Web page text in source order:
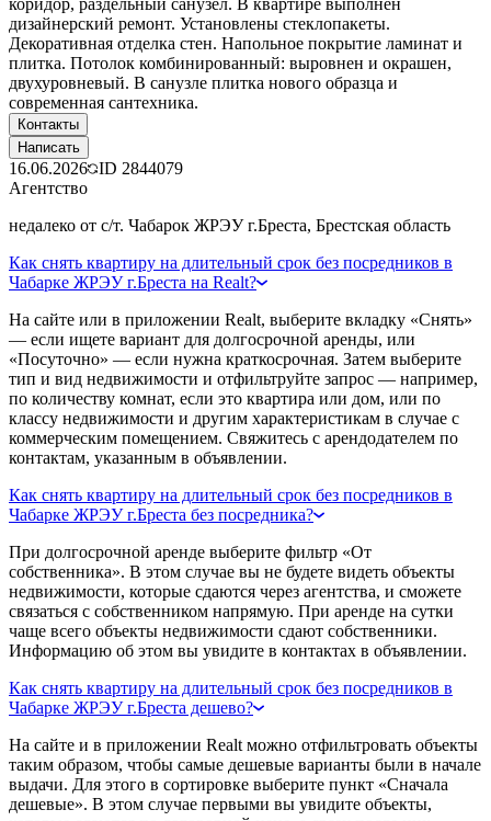
коридор, раздельный санузел. В квартире выполнен
дизайнерский ремонт. Установлены стеклопакеты.
Декоративная отделка стен. Напольное покрытие ламинат и
плитка. Потолок комбинированный: выровнен и окрашен,
двухуровневый. В санузле плитка нового образца и
современная сантехника.
Контакты
Написать
16.06.2026 ID 2844079
Агентство
недалеко от с/т. Чабарок ЖРЭУ г.Бреста, Брестская область
Как снять квартиру на длительный срок без посредников в
Чабарке ЖРЭУ г.Бреста на Realt?
На сайте или в приложении Realt, выберите вкладку «Снять»
— если ищете вариант для долгосрочной аренды, или
«Посуточно» — если нужна краткосрочная. Затем выберите
тип и вид недвижимости и отфильтруйте запрос — например,
по количеству комнат, если это квартира или дом, или по
классу недвижимости и другим характеристикам в случае с
коммерческим помещением. Свяжитесь с арендодателем по
контактам, указанным в объявлении.
Как снять квартиру на длительный срок без посредников в
Чабарке ЖРЭУ г.Бреста без посредника?
При долгосрочной аренде выберите фильтр «От
собственника». В этом случае вы не будете видеть объекты
недвижимости, которые сдаются через агентства, и сможете
связаться с собственником напрямую. При аренде на сутки
чаще всего объекты недвижимости сдают собственники.
Информацию об этом вы увидите в контактах в объявлении.
Как снять квартиру на длительный срок без посредников в
Чабарке ЖРЭУ г.Бреста дешево?
На сайте и в приложении Realt можно отфильтровать объекты
таким образом, чтобы самые дешевые варианты были в начале
выдачи. Для этого в сортировке выберите пункт «Сначала
дешевые». В этом случае первыми вы увидите объекты,